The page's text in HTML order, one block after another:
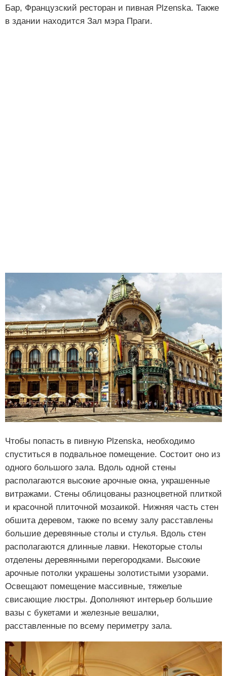
Бар, Французский ресторан и пивная Plzenska. Также
в здании находится Зал мэра Праги.
Чтобы попасть в пивную Plzenska, необходимо
спуститься в подвальное помещение. Состоит оно из
одного большого зала. Вдоль одной стены
располагаются высокие арочные окна, украшенные
витражами. Стены облицованы разноцветной плиткой
и красочной плиточной мозаикой. Нижняя часть стен
обшита деревом, также по всему залу расставлены
большие деревянные столы и стулья. Вдоль стен
располагаются длинные лавки. Некоторые столы
отделены деревянными перегородками. Высокие
арочные потолки украшены золотистыми узорами.
Освещают помещение массивные, тяжелые
свисающие люстры. Дополняют интерьер большие
вазы с букетами и железные вешалки,
расставленные по всему периметру зала.